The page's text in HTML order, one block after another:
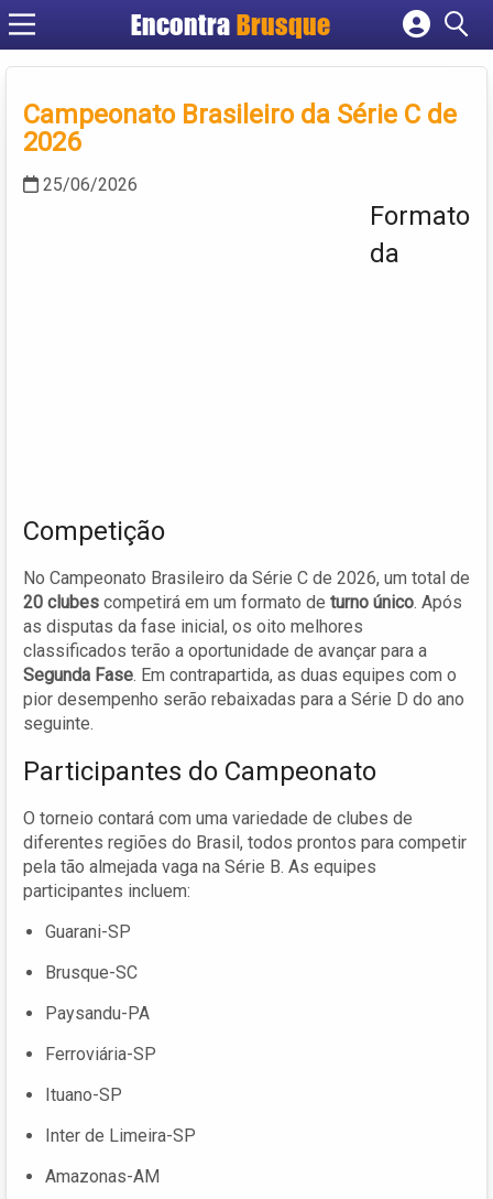
EncontraBrusque
Cadastrar empresa
Criar conta
Campeonato Brasileiro da Série C de
2026
25/06/2026
Formato
da
Competição
No Campeonato Brasileiro da Série C de 2026, um total de
20 clubes competirá em um formato de turno único. Após
as disputas da fase inicial, os oito melhores
classificados terão a oportunidade de avançar para a
Segunda Fase. Em contrapartida, as duas equipes com o
pior desempenho serão rebaixadas para a Série D do ano
seguinte.
Participantes do Campeonato
O torneio contará com uma variedade de clubes de
diferentes regiões do Brasil, todos prontos para competir
pela tão almejada vaga na Série B. As equipes
participantes incluem:
Guarani-SP
Brusque-SC
Paysandu-PA
Ferroviária-SP
Ituano-SP
Inter de Limeira-SP
Amazonas-AM